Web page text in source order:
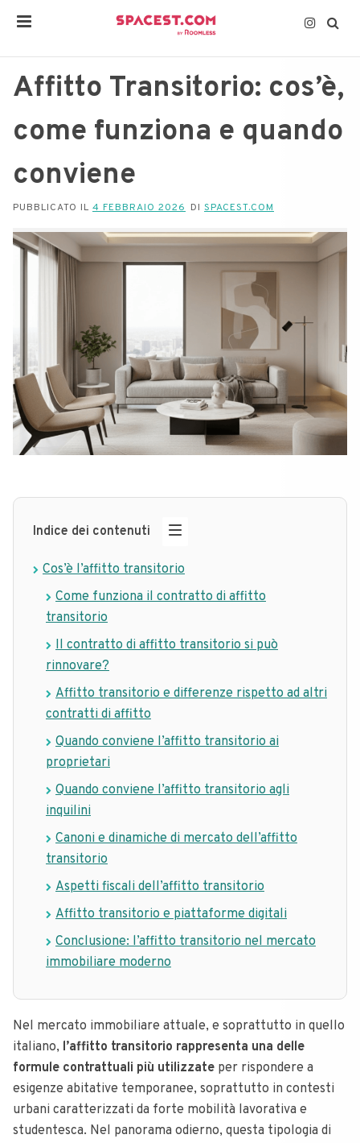
Affitto Transitorio: cos’è,
come funziona e quando
conviene
PUBBLICATO IL 4 FEBBRAIO 2026 DI SPACEST.COM
Indice dei contenuti
Cos’è l’affitto transitorio
Come funziona il contratto di affitto
transitorio
Il contratto di affitto transitorio si può
rinnovare?
Affitto transitorio e differenze rispetto ad altri
contratti di affitto
Quando conviene l’affitto transitorio ai
proprietari
Quando conviene l’affitto transitorio agli
inquilini
Canoni e dinamiche di mercato dell’affitto
transitorio
Aspetti fiscali dell’affitto transitorio
Affitto transitorio e piattaforme digitali
Conclusione: l’affitto transitorio nel mercato
immobiliare moderno
Nel mercato immobiliare attuale, e soprattutto in quello
italiano, l’affitto transitorio rappresenta una delle
formule contrattuali più utilizzate per rispondere a
esigenze abitative temporanee, soprattutto in contesti
urbani caratterizzati da forte mobilità lavorativa e
studentesca. Nel panorama odierno, questa tipologia di